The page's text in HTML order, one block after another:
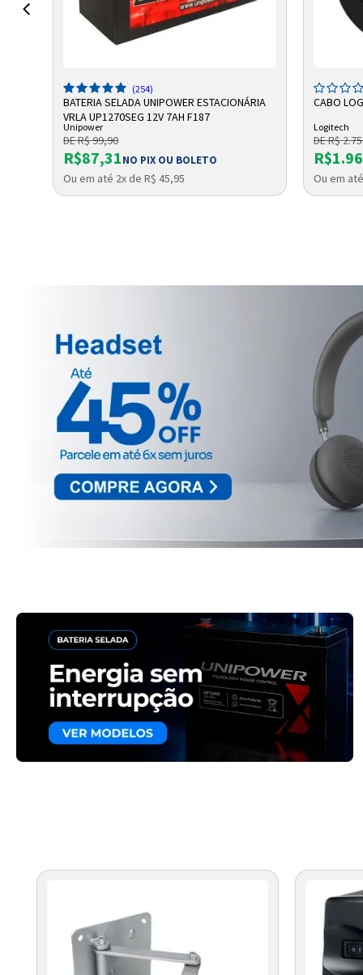
ADICIONAR A SACOLA
(254)
BATERIA SELADA UNIPOWER ESTACIONÁRIA
VRLA UP1270SEG 12V 7AH F187
Unipower
DE R$ 99,90
R$87,31NO PIX OU BOLETO
Ou em até 2x de R$ 45,95
CABO
Logitech
DE R$
Ou em